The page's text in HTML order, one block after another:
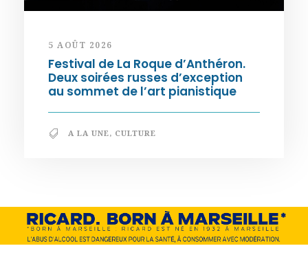
5 AOÛT 2026
Festival de La Roque d’Anthéron.
Deux soirées russes d’exception
au sommet de l’art pianistique
A LA UNE, CULTURE